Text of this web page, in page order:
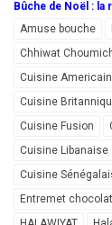
Bûche de Noël : la
Amuse bouche
Chhiwat
Cuisine
Cuisine
Cuisine Fusion
Cuisine Libanaise
Cuisine
Entremet chocolat